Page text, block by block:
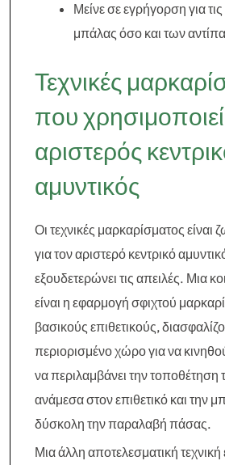
Μείνε σε εγρήγορση για
μπάλας όσο και των
Τεχνικές
που
αριστερός
αμυντικός
Οι τεχνικές μαρκαρίσματος είναι
για τον αριστερό κεντρικό
εξουδετερώνει τις απειλές. Μια
είναι η εφαρμογή σφιχτού
βασικούς επιθετικούς,
περιορισμένο χώρο για να
να περιλαμβάνει την τοποθέτηση
ανάμεσα στον επιθετικό και την
δύσκολη την παραλαβή πάσας.
Μια άλλη αποτελεσματική τεχνική